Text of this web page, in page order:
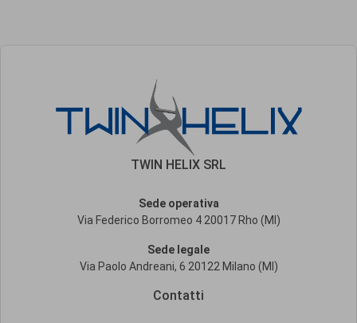
TWIN HELIX SRL
Sede operativa
Via Federico Borromeo 4 20017 Rho (MI)
Sede legale
Via Paolo Andreani, 6 20122 Milano (MI)
Contatti